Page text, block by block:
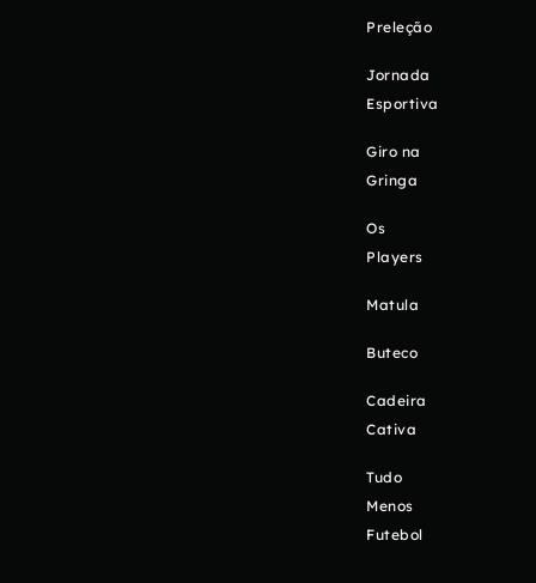
Preleção
Jornada
Esportiva
Giro na
Gringa
Os
Players
Matula
Buteco
Cadeira
Cativa
Tudo
Menos
Futebol